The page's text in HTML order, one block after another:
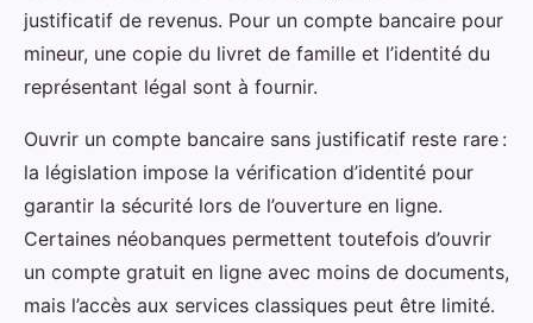
justificatif de revenus. Pour un compte bancaire pour
mineur, une copie du livret de famille et l’identité du
représentant légal sont à fournir.
Ouvrir un compte bancaire sans justificatif reste rare :
la législation impose la vérification d’identité pour
garantir la sécurité lors de l’ouverture en ligne.
Certaines néobanques permettent toutefois d’ouvrir
un compte gratuit en ligne avec moins de documents,
mais l’accès aux services classiques peut être limité.